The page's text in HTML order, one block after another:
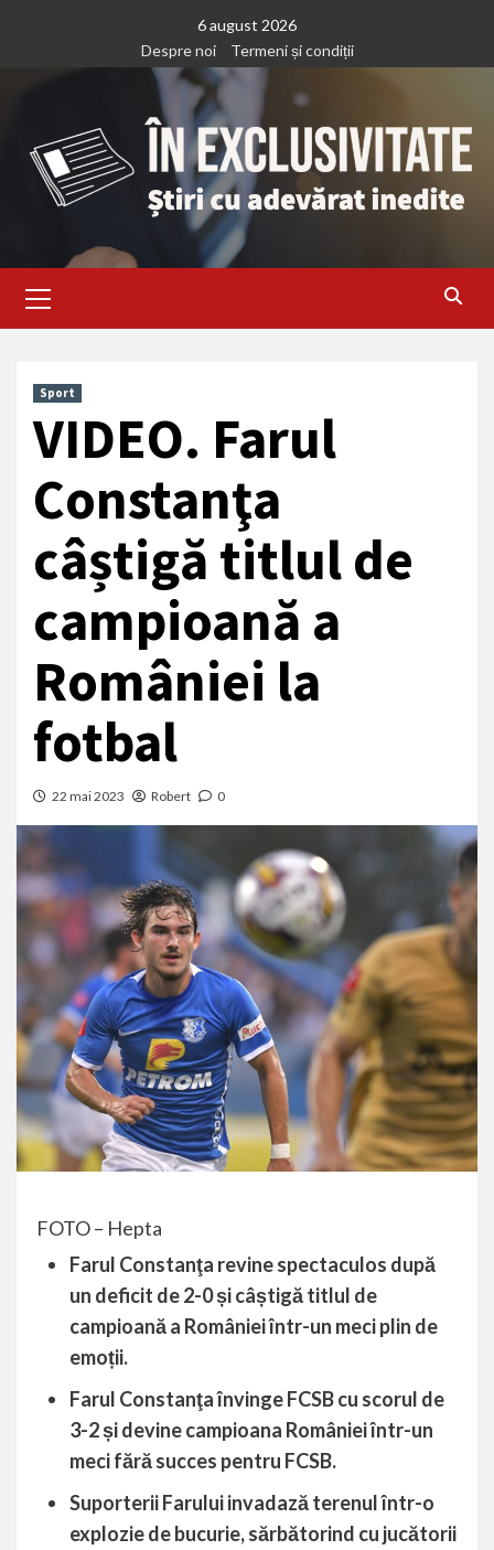
6 august 2026
Despre noi
Termeni și condiții
Menu
Sport
VIDEO. Farul
Constanţa
câștigă titlul de
campioană a
României la
fotbal
22 mai 2023 Robert 0
FOTO – Hepta
Farul Constanţa revine spectaculos după
un deficit de 2-0 și câștigă titlul de
campioană a României într-un meci plin de
emoții.
Farul Constanţa învinge FCSB cu scorul de
3-2 și devine campioana României într-un
meci fără succes pentru FCSB.
Suporterii Farului invadază terenul într-o
explozie de bucurie, sărbătorind cu jucătorii